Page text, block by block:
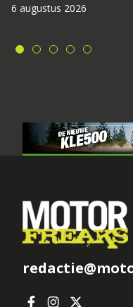
6 augustus 2026